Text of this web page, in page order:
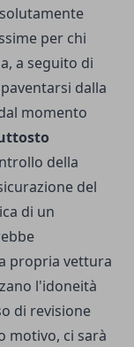
per chi
a seguito di
dalla
momento
della
del
di un
propria vettura
l'idoneità
di revisione
motivo, ci sarà